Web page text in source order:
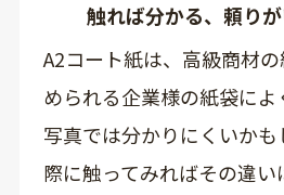
触れば分かる、頼り
A2コート紙は、高級商材
められる企業様の紙袋によ
写真では分かりにくいか
際に触ってみればその違い